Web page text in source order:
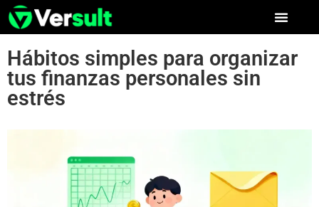
Hábitos simples para organizar
tus finanzas personales sin
estrés